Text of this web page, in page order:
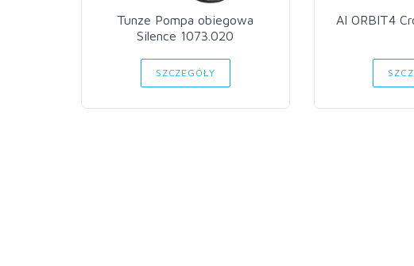
Tunze Pompa obiegowa
Silence 1073.020
SZCZEGÓŁY
AI ORBIT4